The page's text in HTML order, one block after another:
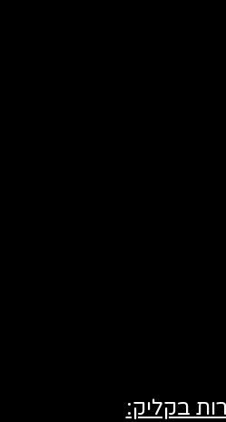
בקליק: